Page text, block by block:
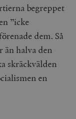
begreppet
”icke
dem. Så
än halva den
skräckvälden
en